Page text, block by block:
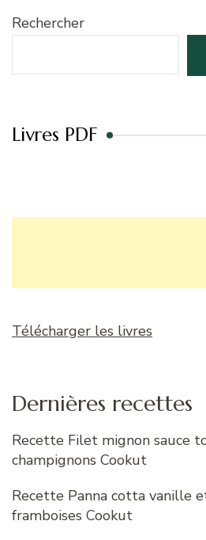
Rechercher
Livres PDF
Télécharger les livres
Dernières recettes
Recette Filet mignon sauce
champignons Cookut
Recette Panna cotta vanille
framboises Cookut